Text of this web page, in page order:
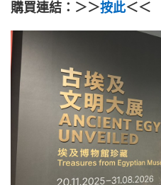
購買連結：＞＞按此＜＜